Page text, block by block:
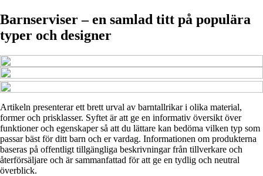
Barnserviser – en samlad titt på populära
typer och designer
Artikeln presenterar ett brett urval av barntallrikar i olika material,
former och prisklasser. Syftet är att ge en informativ översikt över
funktioner och egenskaper så att du lättare kan bedöma vilken typ som
passar bäst för ditt barn och er vardag. Informationen om produkterna
baseras på offentligt tillgängliga beskrivningar från tillverkare och
återförsäljare och är sammanfattad för att ge en tydlig och neutral
överblick.